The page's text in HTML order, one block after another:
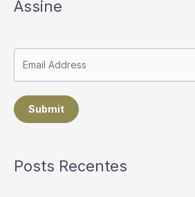
Assine
Submit
Posts Recentes